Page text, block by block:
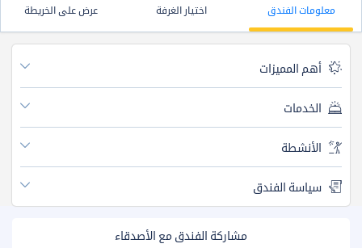
معلومات الفندق اختيار الغرفة عرض على الخريطة
أهم المميزات
الخدمات
الأنشطة
سياسة الفندق
مشاركة الفندق مع الأصدقاء